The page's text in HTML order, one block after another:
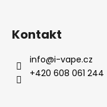
Kontakt
info@i-vape.cz
+420 608 061 244